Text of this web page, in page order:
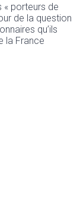
« porteurs de
de la question
qu’ils
la France